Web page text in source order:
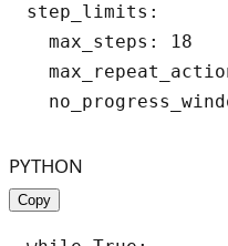
step_limits:
  max_steps: 18
PYTHON
Copy